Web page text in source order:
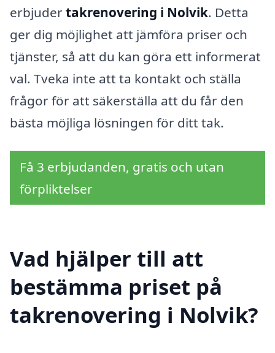
erbjudertakrenovering i Nolvik. Detta
ger dig möjlighet att jämföra priser och
tjänster, så att du kan göra ett informerat
val. Tveka inte att ta kontakt och ställa
frågor för att säkerställa att du får den
bästa möjliga lösningen för ditt tak.
Få 3 erbjudanden, gratis och utan
förpliktelser
Vad hjälper till att
bestämma priset på
takrenovering i Nolvik?